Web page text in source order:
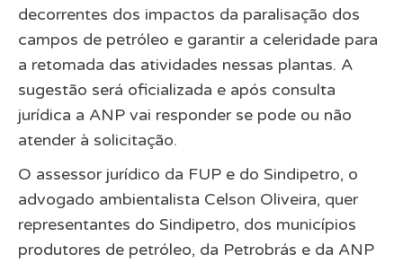
decorrentes dos impactos da paralisação dos
campos de petróleo e garantir a celeridade para
a retomada das atividades nessas plantas. A
sugestão será oficializada e após consulta
jurídica a ANP vai responder se pode ou não
atender à solicitação.
O assessor jurídico da FUP e do Sindipetro, o
advogado ambientalista Celson Oliveira, quer
representantes do Sindipetro, dos municípios
produtores de petróleo, da Petrobrás e da ANP